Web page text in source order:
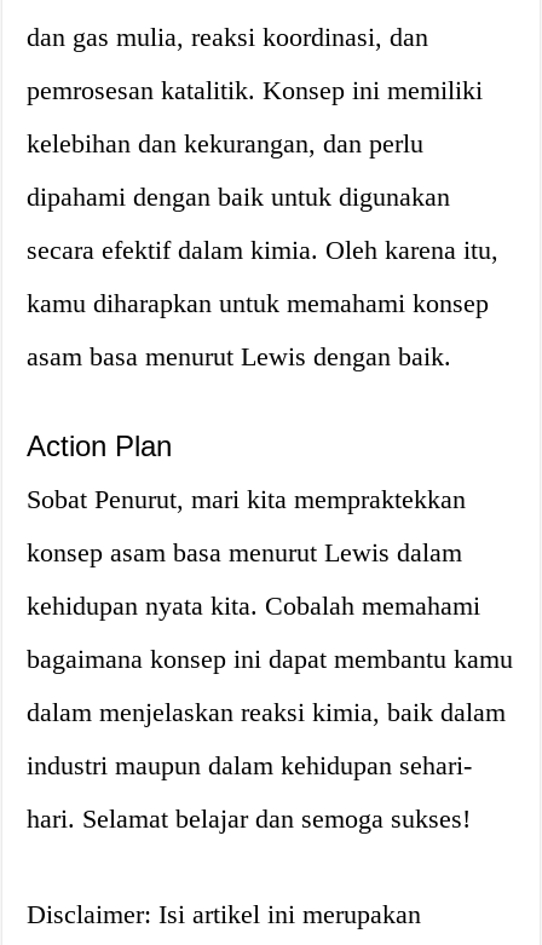
dan gas mulia, reaksi koordinasi, dan
pemrosesan katalitik. Konsep ini memiliki
kelebihan dan kekurangan, dan perlu
dipahami dengan baik untuk digunakan
secara efektif dalam kimia. Oleh karena itu,
kamu diharapkan untuk memahami konsep
asam basa menurut Lewis dengan baik.
Action Plan
Sobat Penurut, mari kita mempraktekkan
konsep asam basa menurut Lewis dalam
kehidupan nyata kita. Cobalah memahami
bagaimana konsep ini dapat membantu kamu
dalam menjelaskan reaksi kimia, baik dalam
industri maupun dalam kehidupan sehari-
hari. Selamat belajar dan semoga sukses!
Disclaimer: Isi artikel ini merupakan